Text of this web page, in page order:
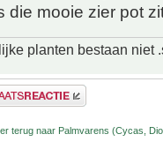
die mooie zier pot
planten bestaan niet
een reactie
terug naar Palmvarens (Cycas,